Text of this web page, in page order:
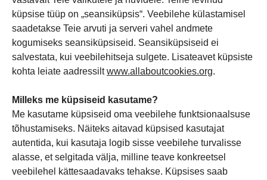
küpsise tüüp on „seansiküpsis“. Veebilehe külastamisel
saadetakse Teie arvuti ja serveri vahel andmete
kogumiseks seansiküpsiseid. Seansiküpsiseid ei
salvestata, kui veebilehitseja sulgete. Lisateavet küpsiste
kohta leiate aadressiltwww.allaboutcookies.org.
Milleks me küpsiseid kasutame?
Me kasutame küpsiseid oma veebilehe funktsionaalsuse
tõhustamiseks. Näiteks aitavad küpsised kasutajat
autentida, kui kasutaja logib sisse veebilehe turvalisse
alasse, et selgitada välja, milline teave konkreetsel
veebilehel kättesaadavaks tehakse. Küpsises saab